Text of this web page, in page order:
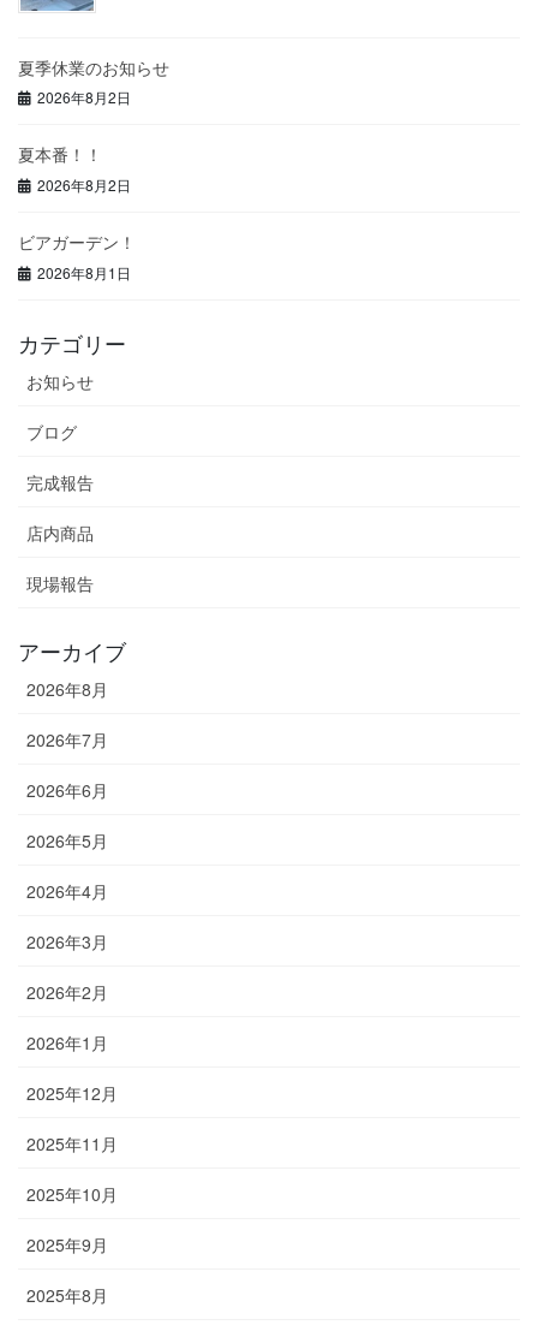
夏季休業のお知らせ
2026年8月2日
夏本番！！
2026年8月2日
ビアガーデン！
2026年8月1日
カテゴリー
お知らせ
ブログ
完成報告
店内商品
現場報告
アーカイブ
2026年8月
2026年7月
2026年6月
2026年5月
2026年4月
2026年3月
2026年2月
2026年1月
2025年12月
2025年11月
2025年10月
2025年9月
2025年8月